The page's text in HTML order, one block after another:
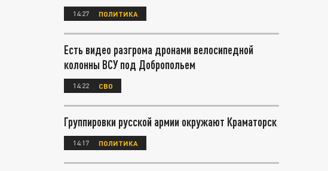
14:27 ПОЛИТИКА
Есть видео разгрома дронами велосипедной
колонны ВСУ под Добропольем
14:22 СВО
Группировки русской армии окружают Краматорск
14:17 ПОЛИТИКА